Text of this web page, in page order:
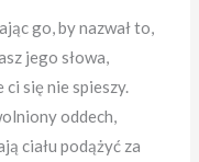
go, by nazwał to,
jego słowa,
ci się nie spieszy.
oddech,
ciału podążyć za